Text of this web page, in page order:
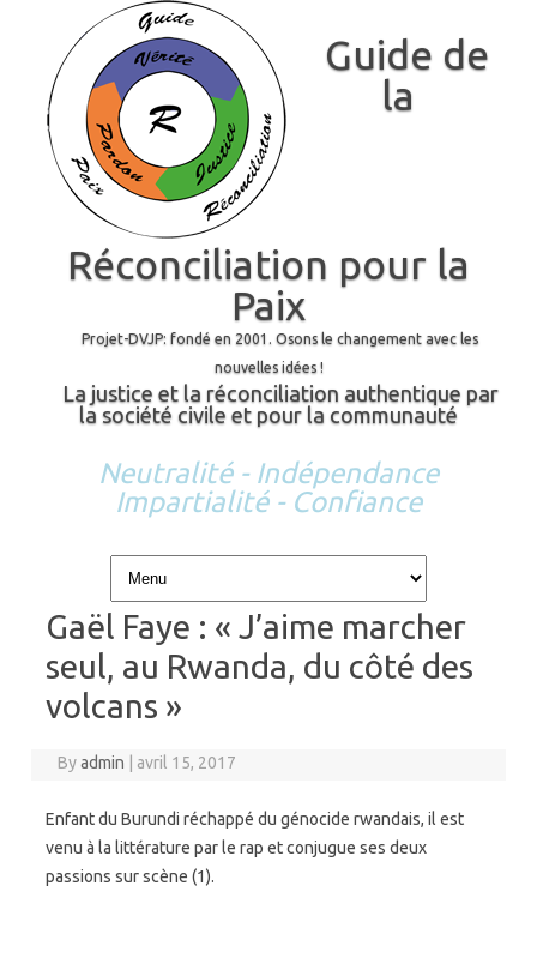
Guide de
la
Réconciliation pour la
Paix
Projet-DVJP: fondé en 2001. Osons le changement avec les
nouvelles idées !
La justice et la réconciliation authentique par
la société civile et pour la communauté
Neutralité - Indépendance
Impartialité - Confiance
Skip to content
Gaël Faye : « J’aime marcher
seul, au Rwanda, du côté des
volcans »
Byadmin avril 15, 2017
Enfant du Burundi réchappé du génocide rwandais, il est
venu à la littérature par le rap et conjugue ses deux
passions sur scène (1).